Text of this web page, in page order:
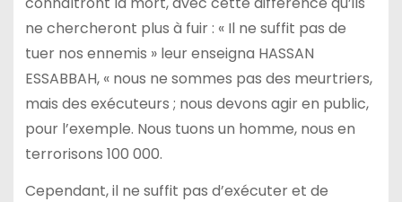
ne chercheront plus à fuir : « Il ne suffit pas de
tuer nos ennemis » leur enseigna HASSAN
ESSABBAH, « nous ne sommes pas des meurtriers,
mais des exécuteurs ; nous devons agir en public,
pour l’exemple. Nous tuons un homme, nous en
terrorisons 100 000.
Cependant, il ne suffit pas d’exécuter et de